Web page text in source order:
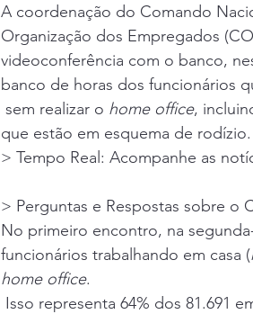
A coordenação do Comando
Organização dos Empregados
videoconferência com o banco,
banco de horas dos funcionários
sem realizar o home office,
que estão em esquema de
> Tempo Real: Acompanhe as
> Perguntas e Respostas sobre o
No primeiro encontro, na
funcionários trabalhando em casa (
home office.
Isso representa 64% dos 81.691